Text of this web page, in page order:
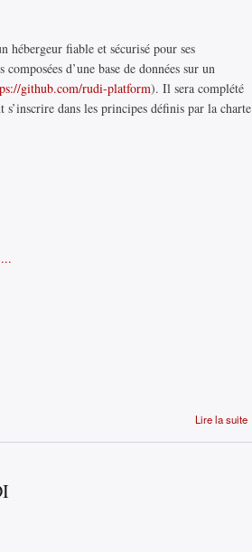
hébergeur fiable et sécurisé pour ses
d’une base de données sur un
github.com/rudi-platform). Il sera complété
dans les principes définis par la charte
Lire la suite